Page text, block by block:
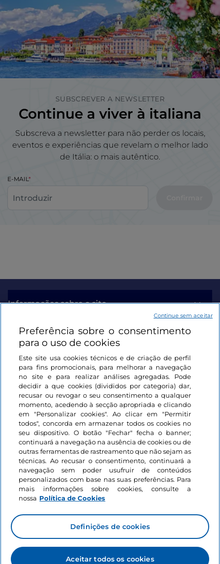
SUBSCREVER A NEWSLETTER
Continue a viver à italiana
Subscreva a newsletter para não perder os locais,
eventos e experiências que revelam o melhor lado
de Itália: o mais autêntico.
E-MAIL
Informações sobre o site
Ligações úteis
Iniciar sessão
Mantenha-se em contacto
Preferência sobre o consentimento
para o uso de cookies
Este site usa cookies técnicos e de criação de perfil
para fins promocionais, para melhorar a navegação
no site e para realizar análises agregadas. Pode
decidir a que cookies (divididos por categoria) dar,
recusar ou revogar o seu consentimento a qualquer
momento, acedendo à secção apropriada e clicando
em "Personalizar cookies". Ao clicar em "Permitir
todos", concorda em armazenar todos os cookies no
seu dispositivo. O botão "Fechar" fecha o banner;
continuará a navegação na ausência de cookies ou de
outras ferramentas de rastreamento que não sejam as
técnicas. Ao recusar o consentimento, continuará a
navegação sem poder usufruir de conteúdos
personalizados com base nas suas preferências. Para
mais informações sobre cookies, consulte a
nossa Política de Cookies
Definições de cookies
Aceitar todos os cookies
Continue sem aceitar